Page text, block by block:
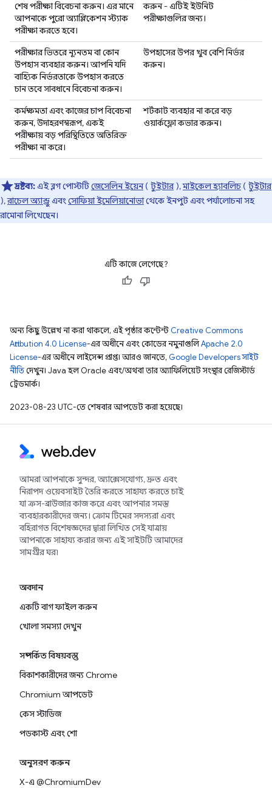
শেষ পরীক্ষা বিবেচনা করুন। এর মানে
আপনাকে পুরো অ্যাপ্লিকেশন স্ট্যাক
পরীক্ষা করতে হবে।
করুন - এটিই ইউনিট
পরীক্ষাগুলির জন্য।
পরীক্ষার ভিতরে ন্যূনতম বা কোন
উপহাস ব্যবহার করুন। আপনি যদি
বাহ্যিক নির্ভরতাকে উপহাস করতে
চান তবে সাবধানে বিবেচনা করুন।
উপহাসের উপর খুব বেশি নির্ভর
করুন।
কর্মক্ষমতা এবং কাজের চাপ বিবেচনা
করুন, উদাহরণস্বরূপ, একই
পরীক্ষায় বড় পরিস্থিতিতে অতিরিক্ত
পরীক্ষা না করে।
শর্টকাট ব্যবহার না করে বড়
ওয়ার্কফ্লো কভার করুন।
দ্রষ্টব্য:এই ব্লগ পোস্টটিজেসেলিন ইয়েন( টুইটার),মাইকেল হ্যাবলিচ ( টুইটার
),রাচেল অ্যান্ড্রুএবংসোফিয়া ইমেলিয়ানোভাথেকে ইনপুট এবং পর্যালোচনা সহ
রামোনা লিখেছেন।
এটি কাজে লেগেছে?
অন্য কিছু উল্লেখ না করা থাকলে, এই পৃষ্ঠার কন্টেন্ট Creative Commons
Attribution 4.0 License-এর অধীনে এবং কোডের নমুনাগুলিApache 2.0
License-এর অধীনে লাইসেন্স প্রাপ্ত। আরও জানতে, Google Developers সাইট
নীতিদেখুন। Java হল Oracle এবং/অথবা তার অ্যাফিলিয়েট সংস্থার রেজিস্টার্ড
ট্রেডমার্ক।
2023-08-23 UTC-তে শেষবার আপডেট করা হয়েছে।
আমরা আপনাকে সুন্দর, অ্যাক্সেসযোগ্য, দ্রুত এবং
নিরাপদ ওয়েবসাইট তৈরি করতে সাহায্য করতে চাই
যা ক্রস-ব্রাউজার কাজ করে এবং আপনার সমস্ত
ব্যবহারকারীদের জন্য। ক্রোম টিমের সদস্যরা এবং
বহিরাগত বিশেষজ্ঞদের দ্বারা লিখিত সেই যাত্রায়
আপনাকে সাহায্য করার জন্য এই সাইটটি আমাদের
সামগ্রীর ঘর৷
অবদান
একটি বাগ ফাইল করুন
খোলা সমস্যা দেখুন
সম্পর্কিত বিষয়বস্তু
বিকাশকারীদের জন্য Chrome
Chromium আপডেট
কেস স্টাডিজ
পডকাস্ট এবং শো
অনুসরণ করুন
X-এ @ChromiumDev